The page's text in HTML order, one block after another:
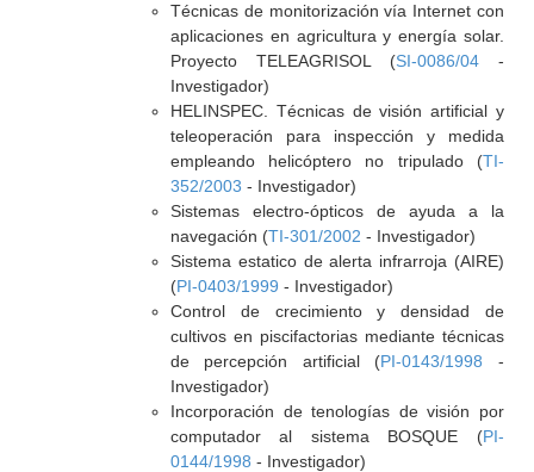
Técnicas de monitorización vía Internet con
aplicaciones en agricultura y energía solar.
Proyecto TELEAGRISOL (SI-0086/04-
Investigador)
HELINSPEC. Técnicas de visión artificial y
teleoperación para inspección y medida
empleando helicóptero no tripulado (TI-
352/2003 - Investigador)
Sistemas electro-ópticos de ayuda a la
navegación (TI-301/2002 - Investigador)
Sistema estatico de alerta infrarroja (AIRE)
(PI-0403/1999 - Investigador)
Control de crecimiento y densidad de
cultivos en piscifactorias mediante técnicas
de percepción artificial (PI-0143/1998 -
Investigador)
Incorporación de tenologías de visión por
computador al sistema BOSQUE (PI-
0144/1998 - Investigador)